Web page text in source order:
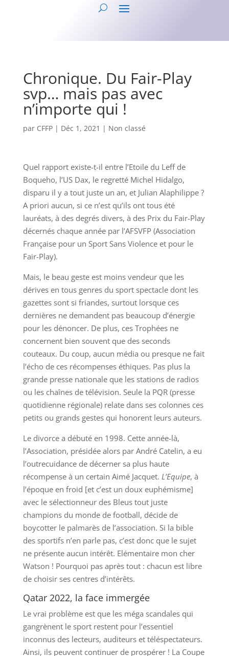
Chronique. Du Fair-Play
svp… mais pas avec
n’importe qui !
par CFFP| Déc 1, 2021 | Non classé
Quel rapport existe-t-il entre l’Etoile du Leff de
Boqueho, l’US Dax, le regretté Michel Hidalgo,
disparu il y a tout juste un an, et Julian Alaphilippe ?
A priori aucun, si ce n’est qu’ils ont tous été
lauréats, à des degrés divers, à des Prix du Fair-Play
décernés chaque année par l’AFSVFP (Association
Française pour un Sport Sans Violence et pour le
Fair-Play).
Mais, le beau geste est moins vendeur que les
dérives en tous genres du sport spectacle dont les
gazettes sont si friandes, surtout lorsque ces
dernières ne demandent pas beaucoup d’énergie
pour les dénoncer. De plus, ces Trophées ne
concernent bien souvent que des seconds
couteaux. Du coup, aucun média ou presque ne fait
l’écho de ces récompenses éthiques. Pas plus la
grande presse nationale que les stations de radios
ou les chaînes de télévision. Seule la PQR (presse
quotidienne régionale) relate dans ses colonnes ces
petits ou grands gestes qui honorent leurs auteurs.
Le divorce a débuté en 1998. Cette année-là,
l’Association, présidée alors par André Catelin, a eu
l’outrecuidance de décerner sa plus haute
récompense à un certain Aimé Jacquet. L’Equipe, à
l’époque en froid [et c’est un doux euphémisme]
avec le sélectionneur des Bleus tout juste
champions du monde de football, décide de
boycotter le palmarès de l’association. Si la bible
des sportifs n’en parle pas, c’est donc que le sujet
ne présente aucun intérêt. Elémentaire mon cher
Watson ! Pourquoi pas après tout : chacun est libre
de choisir ses centres d’intérêts.
Qatar 2022, la face immergée
Le vrai problème est que les méga scandales qui
gangrènent le sport restent pour l’essentiel
inconnus des lecteurs, auditeurs et téléspectateurs.
Ainsi, ils peuvent continuer de prospérer ! La Coupe